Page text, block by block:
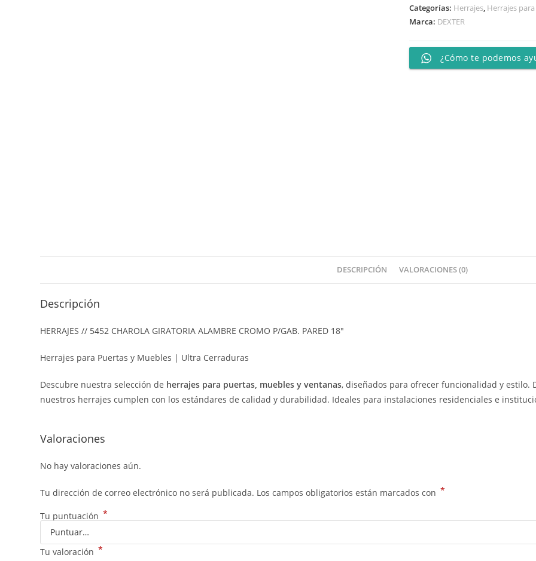
Categorías: Herrajes, Herrajes
Marca: DEXTER
¿Cómo te podemos
DESCRIPCIÓN VALORACIONES (0)
Descripción
HERRAJES // 5452 CHAROLA GIRATORIA ALAMBRE CROMO P/GAB. PARED 18″
Herrajes para Puertas y Muebles | Ultra Cerraduras
Descubre nuestra selección de herrajes para puertas, muebles y ventanas, diseñados para ofrecer funcionalidad y estilo.
nuestros herrajes cumplen con los estándares de calidad y durabilidad. Ideales para instalaciones residenciales e
Valoraciones
No hay valoraciones aún.
Tu dirección de correo electrónico no será publicada. Los campos obligatorios están marcados con *
Tu puntuación *
Tu valoración *